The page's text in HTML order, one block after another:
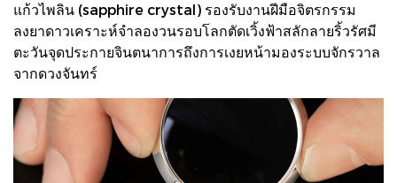
แก้วไพลิน (sapphire crystal) รองรับงานฝีมือจิตรกรรม
ลงยาดาวเคราะห์จำลองวนรอบโลกตัดเวิ้งฟ้าสลักลายริ้วรัศมี
ตะวันจุดประกายจินตนาการถึงการเงยหน้ามองระบบจักรวาล
จากดวงจันทร์